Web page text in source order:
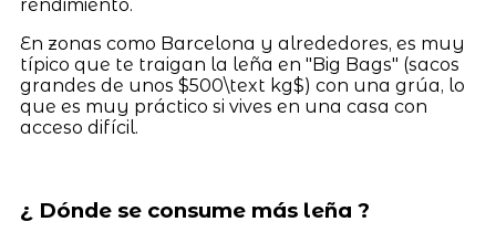
rendimiento.
En zonas como Barcelona y alrededores, es muy
típico que te traigan la leña en "Big Bags" (sacos
grandes de unos $500\text kg$) con una grúa, lo
que es muy práctico si vives en una casa con
acceso difícil.
¿ Dónde se consume más leña ?